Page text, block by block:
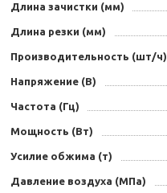
Длина зачистки (мм)
Длина резки (мм)
Производительность (шт/ч)
Напряжение (В)
Частота (Гц)
Мощность (Вт)
Усилие обжима (т)
Давление воздуха (МПа)